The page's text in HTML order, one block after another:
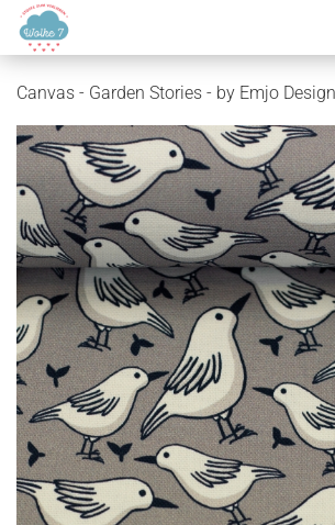
Canvas - Garden Stories - by Emjo